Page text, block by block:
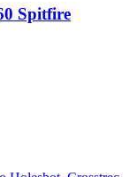
Spitfire